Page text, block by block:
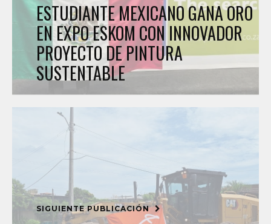
ESTUDIANTE MEXICANO GANA ORO
EN EXPO ESKOM CON INNOVADOR
PROYECTO DE PINTURA
SUSTENTABLE
SIGUIENTE PUBLICACIÓN